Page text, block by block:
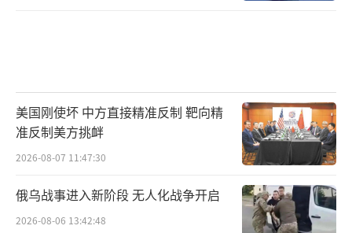
美国刚使坏 中方直接精准反制 靶向精
准反制美方挑衅
2026-08-07 11:47:30
俄乌战事进入新阶段 无人化战争开启
2026-08-06 13:42:48